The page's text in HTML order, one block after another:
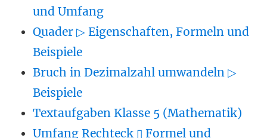
und Umfang
Quader ▷ Eigenschaften, Formeln und
Beispiele
Bruch in Dezimalzahl umwandeln ▷
Beispiele
Textaufgaben Klasse 5 (Mathematik)
Umfang Rechteck ▯ Formel und